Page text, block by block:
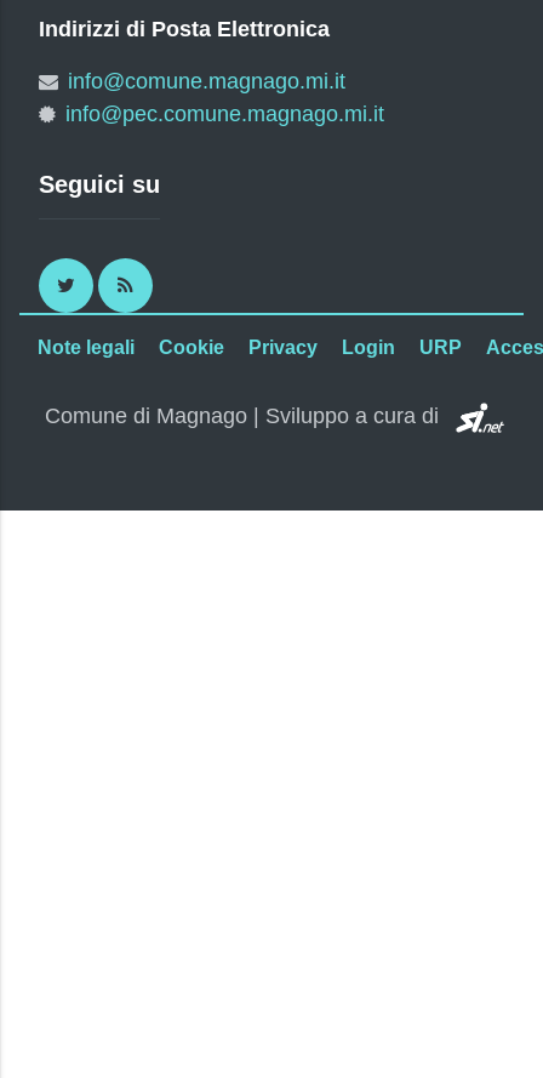
Indirizzi di Posta Elettronica
info@comune.magnago.mi.it
info@pec.comune.magnago.mi.it
Seguici su
Twitter RSS
Note legali Cookie Privacy Login URP
Comune di Magnago | Sviluppo a cura di